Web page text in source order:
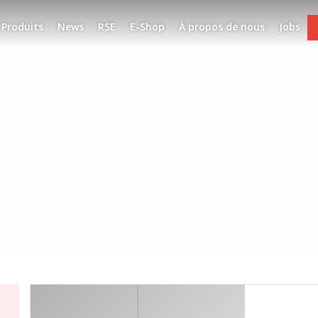
Produits News RSE E-Shop À propos de nous Jobs